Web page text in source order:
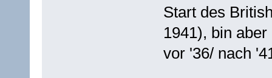
Start des
1941), bin
vor '36/ nach